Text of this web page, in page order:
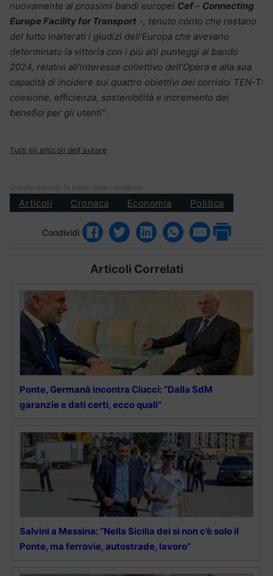
nuovamente ai prossimi bandi europei Cef– Connecting
Europe Facility for Transport -, tenuto conto che restano
del tutto inalterati i giudizi dell’Europa che avevano
determinato la vittoria con i più alti punteggi al bando
2024, relativi all’interesse collettivo dell’Opera e alla sua
capacità di incidere sui quattro obiettivi dei corridoi TEN-T:
coesione, efficienza, sostenibilità e incremento dei
benefici per gli utenti”.
Tutti gli articoli dell'autore
Questo articolo fa parte delle categorie:
Articoli Cronaca Economia Politica
Condividi
Articoli Correlati
Ponte, Germanà incontra Ciucci: “Dalla SdM
garanzie e dati certi, ecco quali”
Salvini a Messina: “Nella Sicilia dei sì non c’è solo il
Ponte, ma ferrovie, autostrade, lavoro”